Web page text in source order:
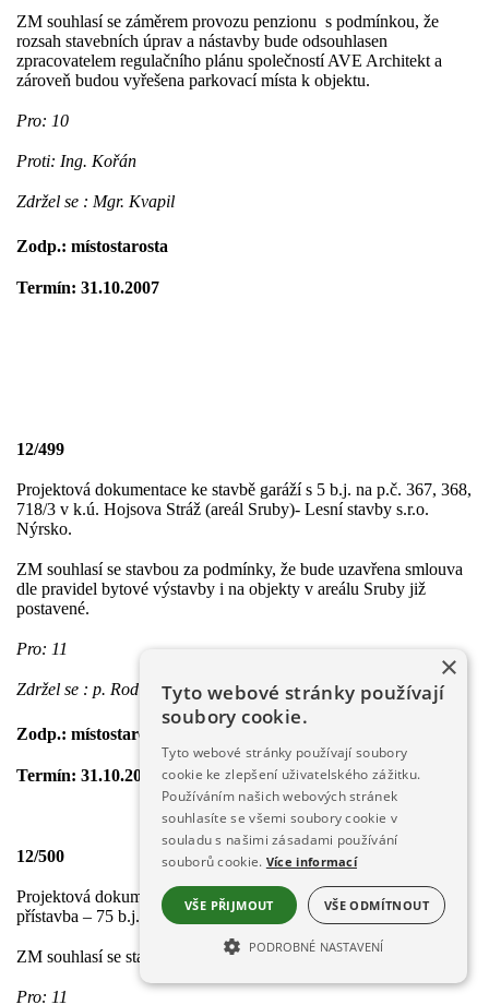
ZM souhlasí se záměrem provozu penzionu s podmínkou, že
rozsah stavebních úprav a nástavby bude odsouhlasen
zpracovatelem regulačního plánu společností AVE Architekt a
zároveň budou vyřešena parkovací místa k objektu.
Pro: 10
Proti: Ing. Kořán
Zdržel se : Mgr. Kvapil
Zodp.: místostarosta
Termín: 31.10.2007
12/499
Projektová dokumentace ke stavbě garáží s 5 b.j. na p.č. 367, 368,
718/3 v k.ú. Hojsova Stráž (areál Sruby)- Lesní stavby s.r.o.
Nýrsko.
ZM souhlasí se stavbou za podmínky, že bude uzavřena smlouva
dle pravidel bytové výstavby i na objekty v areálu Sruby již
postavené.
Pro: 11
Zdržel se : p. Rodig
Zodp.: místostarosta
Termín: 31.10.2007
12/500
Projektová dokumentace: Skalka – Železná Ruda, přestavba a
přístavba – 75 b.j. – Torion, s.r.o., Plzeň.
ZM souhlasí se stavbou dle předložené projektové dokumentace.
Pro: 11
×
Tyto webové stránky používají
soubory cookie.
Tyto webové stránky používají soubory
cookie ke zlepšení uživatelského zážitku.
Používáním našich webových stránek
souhlasíte se všemi soubory cookie v
souladu s našimi zásadami používání
souborů cookie. Více informací
VŠE PŘIJMOUT VŠE ODMÍTNOUT
PODROBNÉ NASTAVENÍ
NEZBYTNĚ NUTNÉ SOUBORY